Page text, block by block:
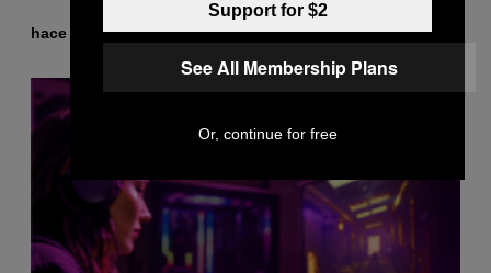
hace 3 horasPorDan Milam
Support for $2
See All Membership Plans
Or, continue for free